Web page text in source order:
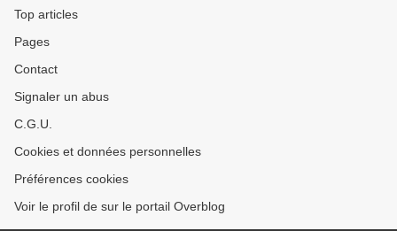
Top articles
Pages
Contact
Signaler un abus
C.G.U.
Cookies et données personnelles
Préférences cookies
Voir le profil de sur le portail Overblog